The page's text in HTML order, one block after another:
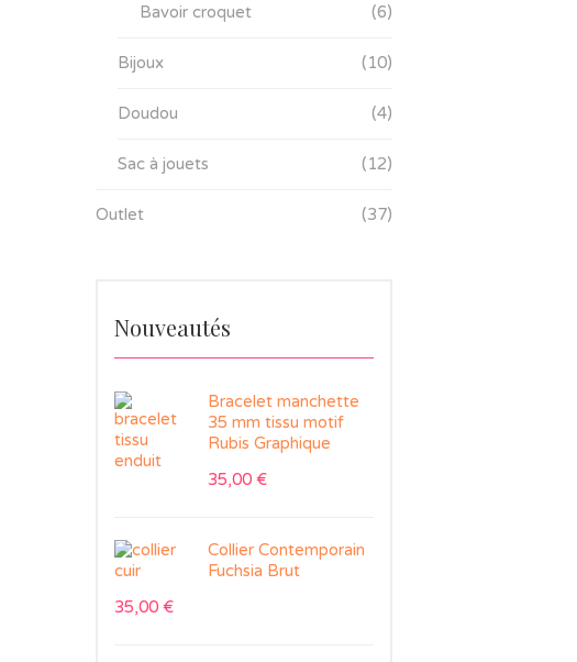
Bavoir croquet (6)
Bijoux (10)
Doudou (4)
Sac à jouets (12)
Outlet (37)
Nouveautés
Bracelet manchette
35 mm tissu motif
Rubis Graphique
35,00 €
Collier Contemporain
Fuchsia Brut
35,00 €